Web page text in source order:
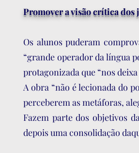
Promover a visão crítica dos
Os alunos puderam
“grande operador da língua
protagonizada que “nos
A obra “não é lecionada do
perceberem as metáforas,
Fazem parte dos objetivos
depois uma consolidação